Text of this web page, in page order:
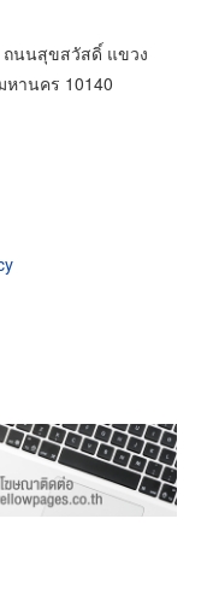
นนสุขสวัสดิ์ แขวง
านคร 10140